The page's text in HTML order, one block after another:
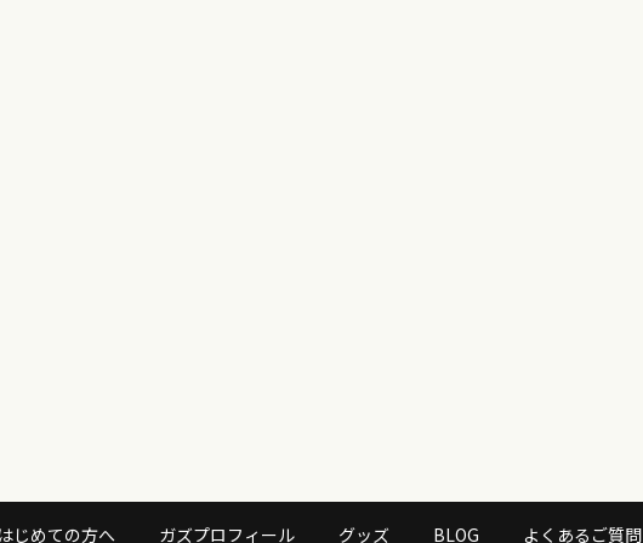
じめての方へ ガズプロフィール グッズ BLOG よくあるご質問